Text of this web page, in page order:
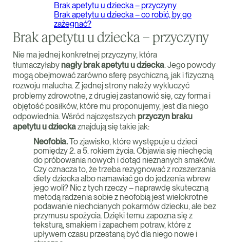
Brak apetytu u dziecka – przyczyny
Brak apetytu u dziecka – co robić, by go
zażegnać?
Brak apetytu u dziecka – przyczyny
Nie ma jednej konkretnej przyczyny, która
tłumaczyłaby nagły brak apetytu u dziecka. Jego powody
mogą obejmować zarówno sferę psychiczną, jak i fizyczną
rozwoju malucha. Z jednej strony należy wykluczyć
problemy zdrowotne, z drugiej zastanowić się, czy forma i
objętość posiłków, które mu proponujemy, jest dla niego
odpowiednia. Wśród najczęstszych przyczyn braku
apetytu u dzieckaznajdują się takie jak:
Neofobia.To zjawisko, które występuje u dzieci
pomiędzy 2. a 5. rokiem życia. Objawia się niechęcią
do próbowania nowych i dotąd nieznanych smaków.
Czy oznacza to, że trzeba rezygnować z rozszerzania
diety dziecka albo namawiać go do jedzenia wbrew
jego woli? Nic z tych rzeczy – naprawdę skuteczną
metodą radzenia sobie z neofobią jest wielokrotne
podawanie niechcianych pokarmów dziecku, ale bez
przymusu spożycia. Dzięki temu zapozna się z
teksturą, smakiem i zapachem potraw, które z
upływem czasu przestaną być dla niego nowe i